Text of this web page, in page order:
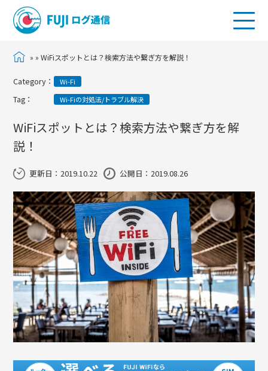
» »WiFiスポットとは？検索方法や繋ぎ方を解説！
Category： Wi-Fi
Tag： Wi-Fiの対処法/トラブル解決
WiFiスポットとは？検索方法や繋ぎ方を解
説！
更新日：2019.10.22 公開日：2019.08.26